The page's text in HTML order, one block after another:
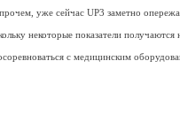
уже сейчас UP3 заметно
некоторые показатели получаются
с медицинским